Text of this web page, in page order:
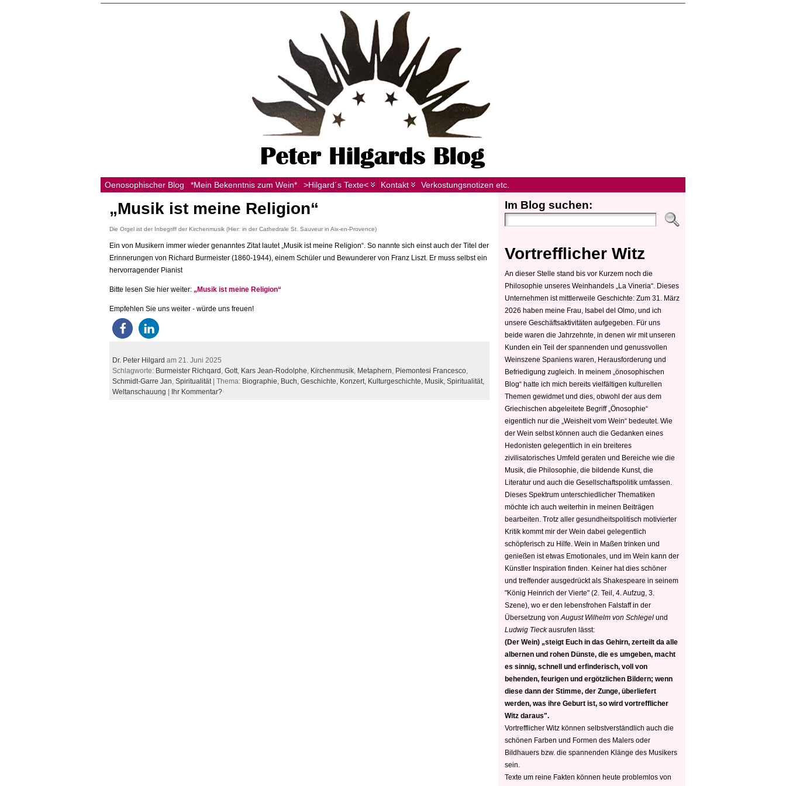
Oenosophischer Blog *Mein Bekenntnis zum Wein* >Hilgard´s Texte< Kontakt Verkostungsnotizen etc.
„Musik ist meine Religion“
Die Orgel ist der Inbegriff der Kirchenmusik (Hier: in der Cathedrale St. Sauveur in Aix-en-Provence)
Ein von Musikern immer wieder genanntes Zitat lautet „Musik ist meine Religion“. So nannte sich einst auch der Titel der
Erinnerungen von Richard Burmeister (1860-1944), einem Schüler und Bewunderer von Franz Liszt. Er muss selbst ein
hervorragender Pianist
Bitte lesen Sie hier weiter: „Musik ist meine Religion“
Empfehlen Sie uns weiter - würde uns freuen!
Dr. Peter Hilgard am 21. Juni 2025
Schlagworte: Burmeister Richqard Gott Kars Jean-Rodolphe Kirchenmusik Metaphern Piemontesi Francesco
Schmidt-Garre Jan Spiritualität | Thema: Biographie, Buch, Geschichte, Konzert, Kulturgeschichte, Musik, Spiritualität,
Weltanschauung | Ihr Kommentar?
Im Blog suchen:
Vortrefflicher Witz
An dieser Stelle stand bis vor Kurzem noch die
Philosophie unseres Weinhandels „La Vineria“. Dieses
Unternehmen ist mittlerweile Geschichte: Zum 31. März
2026 haben meine Frau, Isabel del Olmo, und ich
unsere Geschäftsaktivitäten aufgegeben. Für uns
beide waren die Jahrzehnte, in denen wir mit unseren
Kunden ein Teil der spannenden und genussvollen
Weinszene Spaniens waren, Herausforderung und
Befriedigung zugleich. In meinem „önosophischen
Blog“ hatte ich mich bereits vielfältigen kulturellen
Themen gewidmet und dies, obwohl der aus dem
Griechischen abgeleitete Begriff „Önosophie“
eigentlich nur die „Weisheit vom Wein“ bedeutet. Wie
der Wein selbst können auch die Gedanken eines
Hedonisten gelegentlich in ein breiteres
zivilisatorisches Umfeld geraten und Bereiche wie die
Musik, die Philosophie, die bildende Kunst, die
Literatur und auch die Gesellschaftspolitik umfassen.
Dieses Spektrum unterschiedlicher Thematiken
möchte ich auch weiterhin in meinen Beiträgen
bearbeiten. Trotz aller gesundheitspolitisch motivierter
Kritik kommt mir der Wein dabei gelegentlich
schöpferisch zu Hilfe. Wein in Maßen trinken und
genießen ist etwas Emotionales, und im Wein kann der
Künstler Inspiration finden. Keiner hat dies schöner
und treffender ausgedrückt als Shakespeare in seinem
"König Heinrich der Vierte" (2. Teil, 4. Aufzug, 3.
Szene), wo er den lebensfrohen Falstaff in der
Übersetzung von August Wilhelm von Schlegel und
Ludwig Tieckausrufen lässt:
(Der Wein) „steigt Euch in das Gehirn, zerteilt da alle
albernen und rohen Dünste, die es umgeben, macht
es sinnig, schnell und erfinderisch, voll von
behenden, feurigen und ergötzlichen Bildern; wenn
diese dann der Stimme, der Zunge, überliefert
werden, was ihre Geburt ist, so wird vortrefflicher
Witz daraus".
Vortrefflicher Witz können selbstverständlich auch die
schönen Farben und Formen des Malers oder
Bildhauers bzw. die spannenden Klänge des Musikers
sein.
Texte um reine Fakten können heute problemlos von